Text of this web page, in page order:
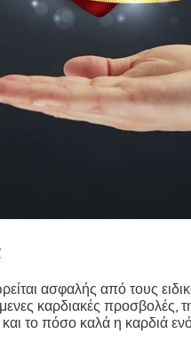
ασφαλής από τους
καρδιακές προσβολές,
το πόσο καλά η καρδιά